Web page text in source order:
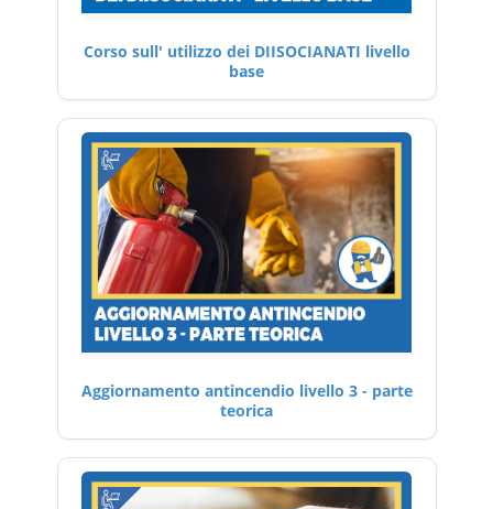
Corso sull' utilizzo dei DIISOCIANATI livello
base
Aggiornamento antincendio livello 3 - parte
teorica